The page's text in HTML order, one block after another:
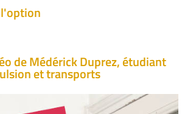
de Médérick Duprez, étudiant
et transports